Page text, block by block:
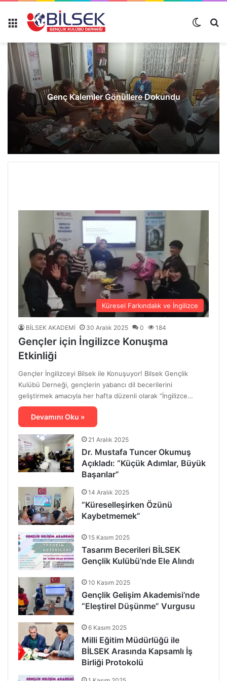
Genç Kalemler Gönüllere Dokundu
Küresel Farkındalık ve İngilizce
BİLSEK AKADEMİ 30 Aralık 2025 0 184
Gençler için İngilizce Konuşma
Etkinliği
Gençler İngilizceyi Bilsek ile Konuşuyor! Bilsek Gençlik
Kulübü Derneği, gençlerin yabancı dil becerilerini
geliştirmek amacıyla her hafta düzenli olarak “İngilizce…
Devamını Oku »
21 Aralık 2025
Dr. Mustafa Tuncer Okumuş
Açıkladı: “Küçük Adımlar, Büyük
Başarılar”
14 Aralık 2025
“Küreselleşirken Özünü
Kaybetmemek”
15 Kasım 2025
Tasarım Becerileri BİLSEK
Gençlik Kulübü’nde Ele Alındı
10 Kasım 2025
Gençlik Gelişim Akademisi’nde
“Eleştirel Düşünme” Vurgusu
6 Kasım 2025
Milli Eğitim Müdürlüğü ile
BİLSEK Arasında Kapsamlı İş
Birliği Protokolü